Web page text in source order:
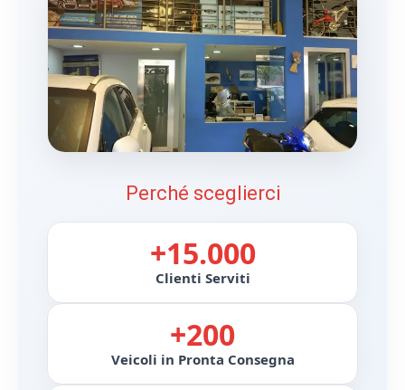
Perché sceglierci
+15.000
Clienti Serviti
+200
Veicoli in Pronta Consegna